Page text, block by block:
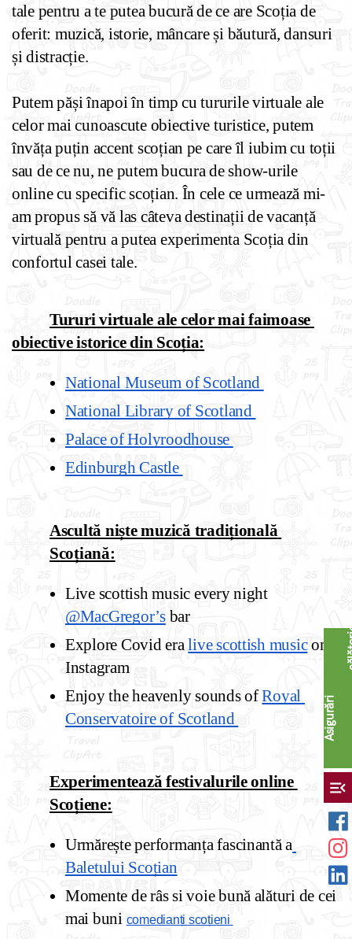
tale pentru a te putea bucură de ce are Scoția de
oferit: muzică, istorie, mâncare și băutură, dansuri
și distracție.
Putem păși înapoi în timp cu tururile virtuale ale
celor mai cunoascute obiective turistice, putem
învăța puțin accent scoțian pe care îl iubim cu toții
sau de ce nu, ne putem bucura de show-urile
online cu specific scoțian. În cele ce urmează mi-
am propus să vă las câteva destinații de vacanță
virtuală pentru a putea experimenta Scoția din
confortul casei tale.
Tururi virtuale ale celor mai faimoase
obiective istorice din Scoția:
National Museum of Scotland
National Library of Scotland
Palace of Holyroodhouse
Edinburgh Castle
Ascultă niște muzică tradițională
Scoțiană:
Live scottish music every night
@MacGregor’s bar
Explore Covid era live scottish music on
Instagram
Enjoy the heavenly sounds of Royal
Conservatoire of Scotland
Experimentează festivalurile online
Scoțiene:
Urmărește performanța fascinantă a
Baletului Scoțian
Momente de râs si voie bună alături de cei
mai buni comedianți scoțieni
A
s
i
g
u
r
ă
r
i
c
ă
l
ă
t
o
r
i
menu_open